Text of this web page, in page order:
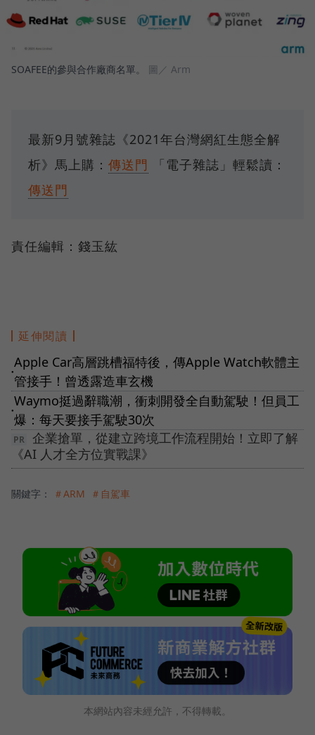
SOAFEE的參與合作廠商名單。 圖／ Arm
最新9月號雜誌《2021年台灣網紅生態全解
析》馬上購： 傳送門
「電子雜誌」輕鬆讀：
傳送門
責任編輯：錢玉紘
延伸閱讀
●
Apple Car高層跳槽福特後，傳Apple Watch軟體主
管接手！曾透露造車玄機
●
Waymo挺過辭職潮，衝刺開發全自動駕駛！但員工
爆：每天要接手駕駛30次
企業搶單，從建立跨境工作流程開始！立即了解
《AI 人才全方位實戰課》
關鍵字： ＃ARM ＃自駕車
本網站內容未經允許，不得轉載。